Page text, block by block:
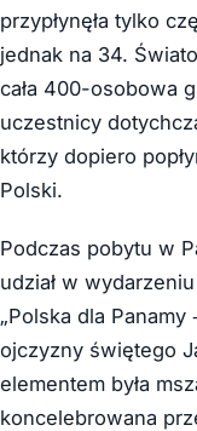
przypłynęła tylko
jednak na 34.
cała 400-osobowa
uczestnicy
którzy dopiero
Polski.
Podczas pobytu w
udział w
„Polska dla Panamy
ojczyzny świętego
elementem była
koncelebrowana